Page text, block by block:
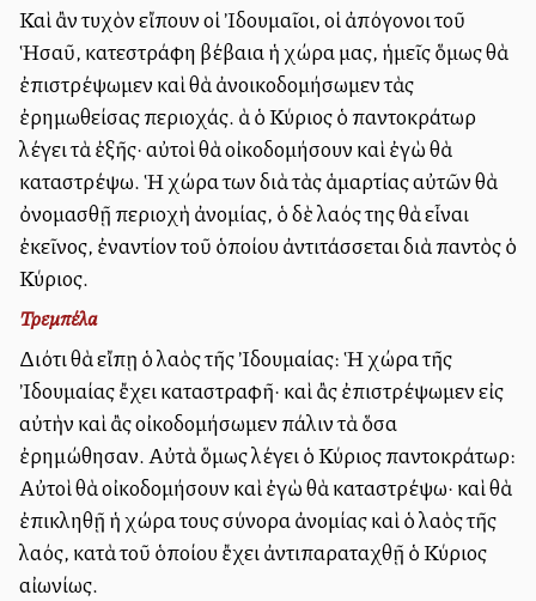
Καὶ ἂν τυχὸν εἴπουν οἱ Ἰδουμαῖοι, οἱ ἀπόγονοι τοῦ
Ἡσαῦ, κατεστράφη βέβαια ἡ χώρα μας, ἡμεῖς ὅμως θὰ
ἐπιστρέψωμεν καὶ θὰ ἀνοικοδομήσωμεν τὰς
ἐρημωθείσας περιοχάς. Ἀλλὰ ὁ Κύριος ὁ παντοκράτωρ
λέγει τὰ ἐξῆς· αὐτοὶ θὰ οἰκοδομήσουν καὶ ἐγὼ θὰ
καταστρέψω. Ἡ χώρα των διὰ τὰς ἁμαρτίας αὐτῶν θὰ
ὀνομασθῇ περιοχὴ ἀνομίας, ὁ δὲ λαός της θὰ εἶναι
ἐκεῖνος, ἐναντίον τοῦ ὁποίου ἀντιτάσσεται διὰ παντὸς ὁ
Κύριος.
Τρεμπέλα
Διότι θὰ εἴπῃ ὁ λαὸς τῆς Ἰδουμαίας: Ἡ χώρα τῆς
Ἰδουμαίας ἔχει καταστραφῆ· καὶ ἂς ἐπιστρέψωμεν εἰς
αὐτὴν καὶ ἂς οἰκοδομήσωμεν πάλιν τὰ ὅσα
ἐρημώθησαν. Αὐτὰ ὅμως λέγει ὁ Κύριος παντοκράτωρ:
Αὐτοὶ θὰ οἰκοδομήσουν καὶ ἐγὼ θὰ καταστρέψω· καὶ θὰ
ἐπικληθῇ ἡ χώρα τους σύνορα ἀνομίας καὶ ὁ λαὸς τῆς
λαός, κατὰ τοῦ ὁποίου ἔχει ἀντιπαραταχθῇ ὁ Κύριος
αἰωνίως.